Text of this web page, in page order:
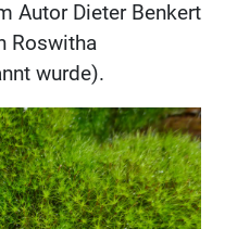
Autor Dieter Benkert
Roswitha
wurde).